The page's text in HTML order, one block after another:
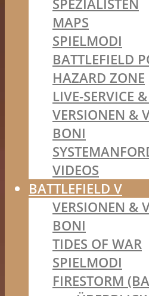
SPEZIALISTEN
MAPS
SPIELMODI
BATTLEFIELD
HAZARD ZONE
LIVE-SERVICE
VERSIONEN &
BONI
VIDEOS
BATTLEFIELD V
VERSIONEN &
BONI
TIDES OF WAR
SPIELMODI
FIRESTORM